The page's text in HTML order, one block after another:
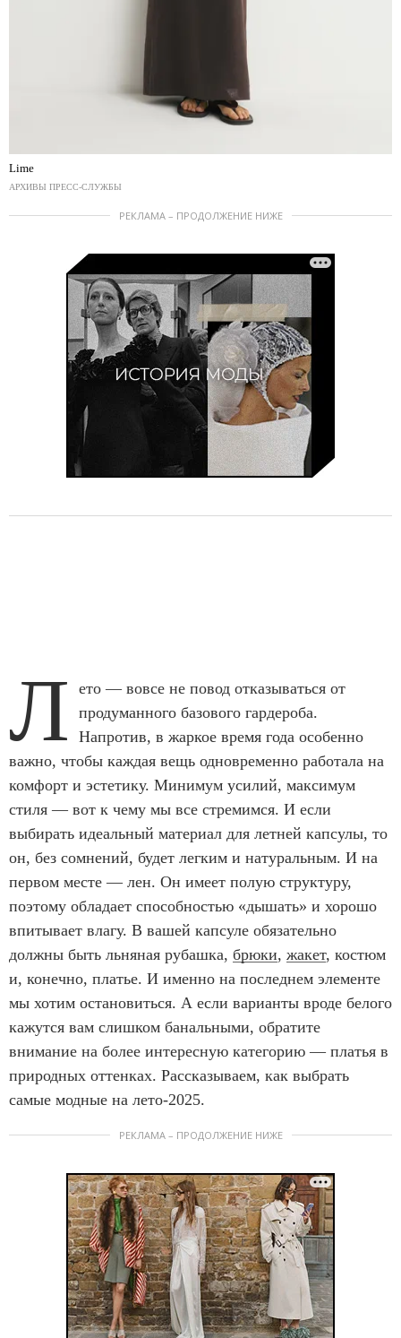
Lime
АРХИВЫ ПРЕСС-СЛУЖБЫ
РЕКЛАМА – ПРОДОЛЖЕНИЕ НИЖЕ
Л
ето — вовсе не повод отказываться от
продуманного базового гардероба.
Напротив, в жаркое время года особенно
важно, чтобы каждая вещь одновременно работала на
комфорт и эстетику. Минимум усилий, максимум
стиля — вот к чему мы все стремимся. И если
выбирать идеальный материал для летней капсулы, то
он, без сомнений, будет легким и натуральным. И на
первом месте — лен. Он имеет полую структуру,
поэтому обладает способностью «дышать» и хорошо
впитывает влагу. В вашей капсуле обязательно
должны быть льняная рубашка, брюки, жакет, костюм
и, конечно, платье. И именно на последнем элементе
мы хотим остановиться. А если варианты вроде белого
кажутся вам слишком банальными, обратите
внимание на более интересную категорию — платья в
природных оттенках. Рассказываем, как выбрать
самые модные на лето-2025.
РЕКЛАМА – ПРОДОЛЖЕНИЕ НИЖЕ